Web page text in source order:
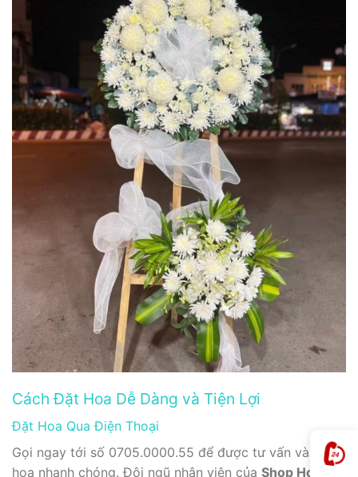
Cách Đặt Hoa Dễ Dàng và Tiện Lợi
Đặt Hoa Qua Điện Thoại
Gọi ngay tới số 0705.0000.55 để được tư vấn và đặt
hoa nhanh chóng. Đội ngũ nhân viên của Shop Hoa